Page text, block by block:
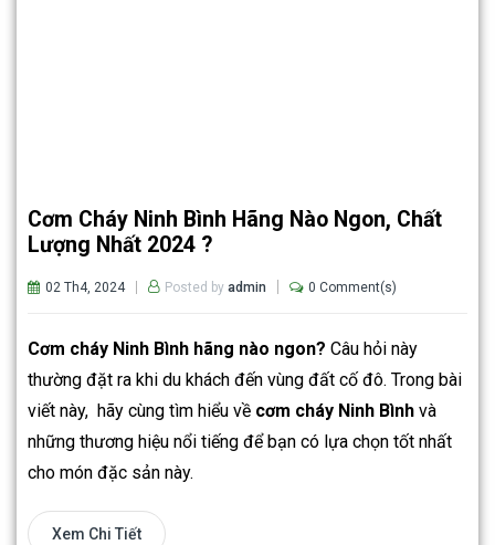
Cơm Cháy Ninh Bình Hãng Nào Ngon, Chất
Lượng Nhất 2024 ?
02 Th4, 2024 Posted by admin 0 Comment(s)
Cơm cháy Ninh Bình hãng nào ngon? Câu hỏi này
thường đặt ra khi du khách đến vùng đất cố đô. Trong bài
viết này, hãy cùng tìm hiểu về cơm cháy Ninh Bình và
những thương hiệu nổi tiếng để bạn có lựa chọn tốt nhất
cho món đặc sản này.
Xem Chi Tiết